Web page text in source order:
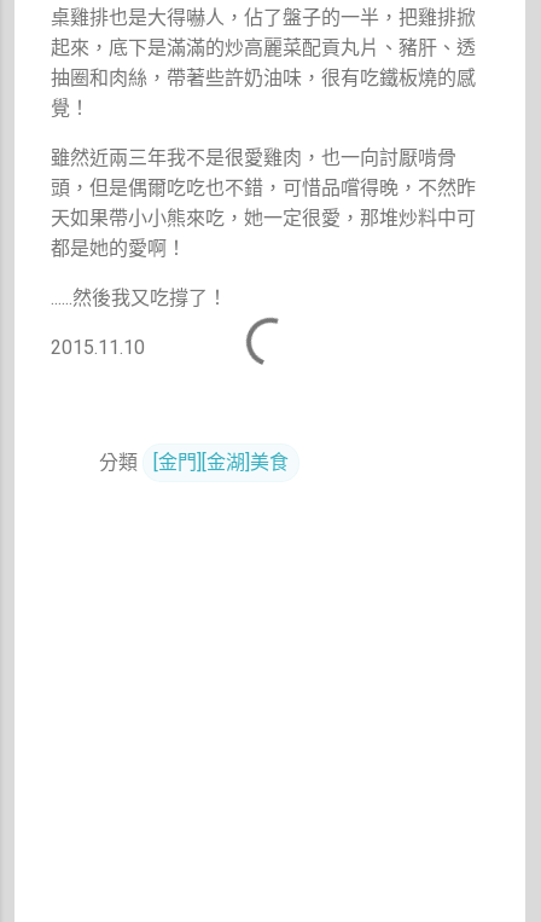
桌雞排也是大得嚇人，佔了盤子的一半，把雞排掀
起來，底下是滿滿的炒高麗菜配貢丸片、豬肝、透
抽圈和肉絲，帶著些許奶油味，很有吃鐵板燒的感
覺！
雖然近兩三年我不是很愛雞肉，也一向討厭啃骨
頭，但是偶爾吃吃也不錯，可惜品嚐得晚，不然昨
天如果帶小小熊來吃，她一定很愛，那堆炒料中可
都是她的愛啊！
......然後我又吃撐了！
2015.11.10
分類 [金門][金湖]美食